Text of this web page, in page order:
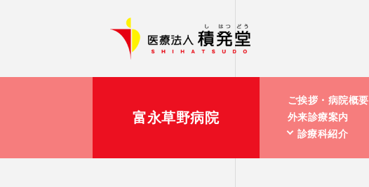
富永草野病院
ご挨拶・病院概要
外来診療案内
診療科紹介